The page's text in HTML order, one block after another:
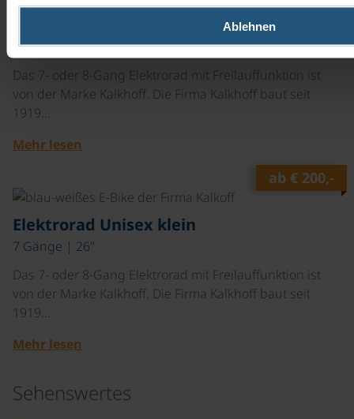
Ablehnen
7 Gänge | 28"
Das 7- oder 8-Gang Elektrorad mit Freilauffunktion ist
von der Marke Kalkhoff. Die Firma Kalkhoff baut seit
1919…
Mehr lesen
ab € 200,-
Elektrorad Unisex klein
7 Gänge | 26"
Das 7- oder 8-Gang Elektrorad mit Freilauffunktion ist
von der Marke Kalkhoff. Die Firma Kalkhoff baut seit
1919…
Mehr lesen
Sehenswertes